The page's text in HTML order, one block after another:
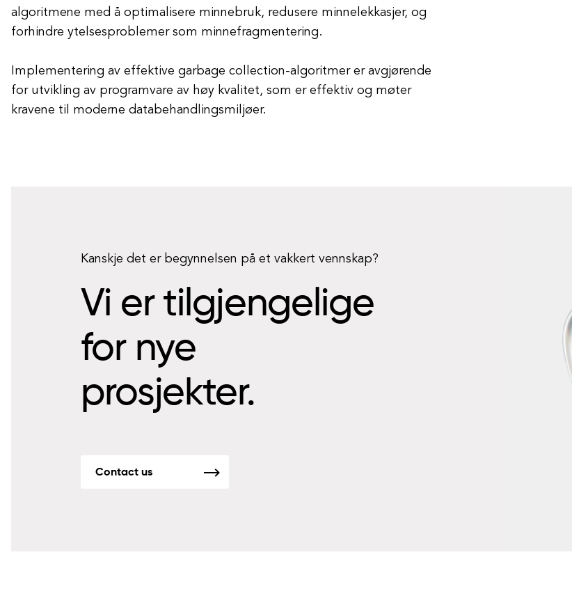
algoritmene med å optimalisere minnebruk, redusere minnelekkasjer, og
forhindre ytelsesproblemer som minnefragmentering.
Implementering av effektive garbage collection-algoritmer er avgjørende
for utvikling av programvare av høy kvalitet, som er effektiv og møter
kravene til moderne databehandlingsmiljøer.
Kanskje det er begynnelsen på et vakkert vennskap?
Vi er tilgjengelige
for nye
prosjekter.
Contact us